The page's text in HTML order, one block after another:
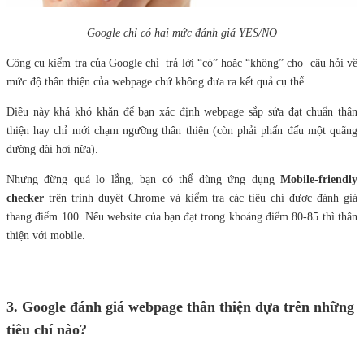
Google chỉ có hai mức đánh giá YES/NO
Công cụ kiểm tra của Google chỉ trả lời “có” hoặc “không” cho câu hỏi về
mức độ thân thiện của webpage chứ không đưa ra kết quả cụ thể.
Điều này khá khó khăn để bạn xác định webpage sắp sửa đạt chuẩn thân
thiện hay chỉ mới chạm ngưỡng thân thiện (còn phải phấn đấu một quãng
đường dài hơi nữa).
Nhưng đừng quá lo lắng, bạn có thể dùng ứng dụng Mobile-friendly
checker trên trình duyệt Chrome và kiểm tra các tiêu chí được đánh giá
thang điểm 100. Nếu website của bạn đạt trong khoảng điểm 80-85 thì thân
thiện với mobile.
3. Google đánh giá webpage thân thiện dựa trên những
tiêu chí nào?